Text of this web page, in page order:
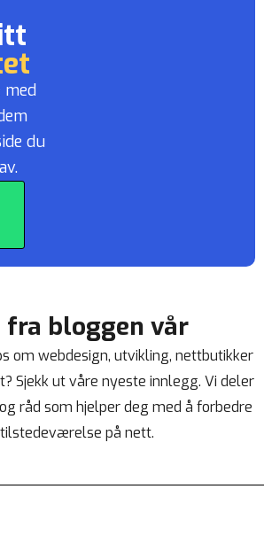
med
du
fra bloggen vår
om webdesign, utvikling, nettbutikker
Sjekk ut våre nyeste innlegg. Vi deler
råd som hjelper deg med å forbedre
på nett.